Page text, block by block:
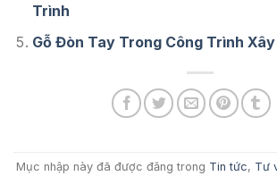
Trình
Gỗ Đòn Tay Trong Công Trình
Mục nhập này đã được đăng trong Tin tức, Tư